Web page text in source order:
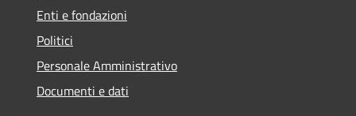
Enti e fondazioni
Politici
Personale Amministrativo
Documenti e dati